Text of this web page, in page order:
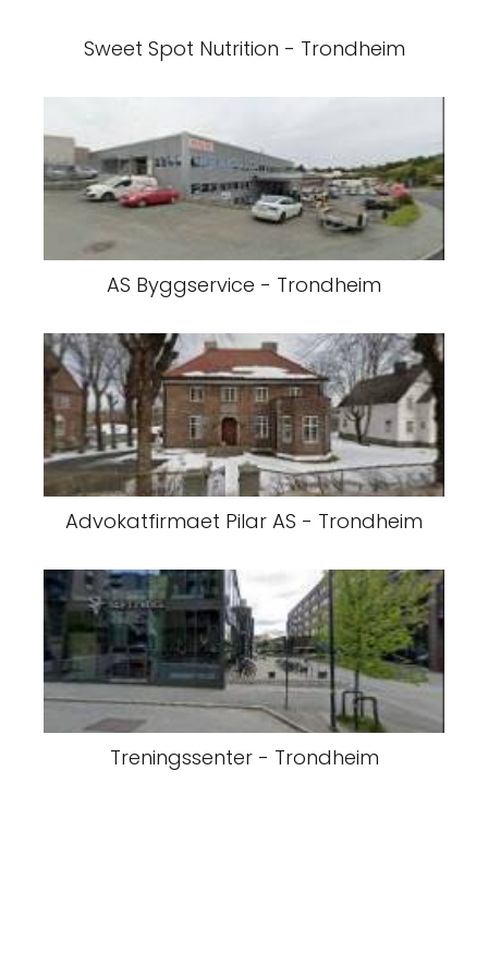
Sweet Spot Nutrition - Trondheim
AS Byggservice - Trondheim
Advokatfirmaet Pilar AS - Trondheim
Treningssenter - Trondheim